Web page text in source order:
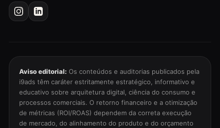
Aviso editorial: Os conteúdos e auditorias publicados pela
i9ads têm caráter estritamente estratégico, informativo e
educativo sobre arquitetura digital, ciência do consumo e
processos comerciais. O retorno financeiro e a otimização
de métricas (ROI/ROAS) dependem da correta execução
de mercado, do alinhamento do produto e do orçamento